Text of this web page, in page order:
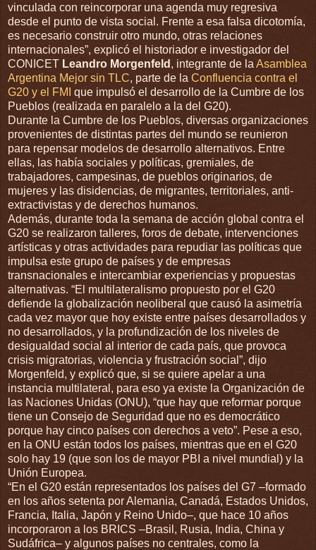
vinculada con reincorporar una agenda muy regresiva
desde el punto de vista social. Frente a esa falsa dicotomía,
es necesario construir otro mundo, otras relaciones
internacionales”, explicó el historiador e investigador del
CONICET Leandro Morgenfeld , integrante de la Asamblea
Argentina Mejor sin TLC, parte de la Confluencia contra el
G20 y el FMI que impulsó el desarrollo de la Cumbre de los
Pueblos (realizada en paralelo a la del G20).
Durante la Cumbre de los Pueblos, diversas organizaciones
provenientes de distintas partes del mundo se reunieron
para repensar modelos de desarrollo alternativos. Entre
ellas, las había sociales y políticas, gremiales, de
trabajadores, campesinas, de pueblos originarios, de
mujeres y las disidencias, de migrantes, territoriales, anti-
extractivistas y de derechos humanos.
Además, durante toda la semana de acción global contra el
G20 se realizaron talleres, foros de debate, intervenciones
artísticas y otras actividades para repudiar las políticas que
impulsa este grupo de países y de empresas
transnacionales e intercambiar experiencias y propuestas
alternativas. “El multilateralismo propuesto por el G20
defiende la globalización neoliberal que causó la asimetría
cada vez mayor que hoy existe entre países desarrollados y
no desarrollados, y la profundización de los niveles de
desigualdad social al interior de cada país, que provoca
crisis migratorias, violencia y frustración social”, dijo
Morgenfeld, y explicó que, si se quiere apelar a una
instancia multilateral, para eso ya existe la Organización de
las Naciones Unidas (ONU), “que hay que reformar porque
tiene un Consejo de Seguridad que no es democrático
porque hay cinco países con derechos a veto”. Pese a eso,
en la ONU están todos los países, mientras que en el G20
solo hay 19 (que son los de mayor PBI a nivel mundial) y la
Unión Europea.
“En el G20 están representados los países del G7 –formado
en los años setenta por Alemania, Canadá, Estados Unidos,
Francia, Italia, Japón y Reino Unido–, que hace 10 años
incorporaron a los BRICS –Brasil, Rusia, India, China y
Sudáfrica– y algunos países no centrales, como la